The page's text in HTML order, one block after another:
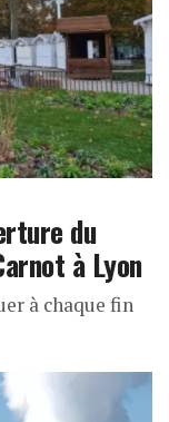
du
à Lyon
à chaque fin